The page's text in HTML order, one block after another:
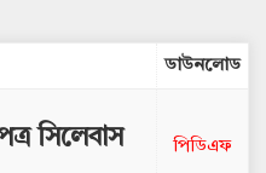
ডাউনলোড
সিলেবাস
পিডিএফ